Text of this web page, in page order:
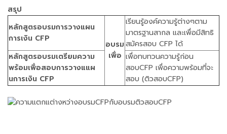
สรุป
หลักสูตรอบรมการวางแผน
การเงิน CFP
อบรม
เพื่อ
เรียนรู้องค์ความรู้ต่างๆตาม
มาตรฐานสากล และเพื่อมีสิทธิ
สมัครสอบ CFP ได้
หลักสูตรอบรมเตรียมความ
พร้อมเพื่อสอบการวางแแผ
นการเงิน CFP
เพื่อทบทวนความรู้ก่อน
สอบCFP เพื่อความพร้อมที่จะ
สอบ (ติวสอบCFP)